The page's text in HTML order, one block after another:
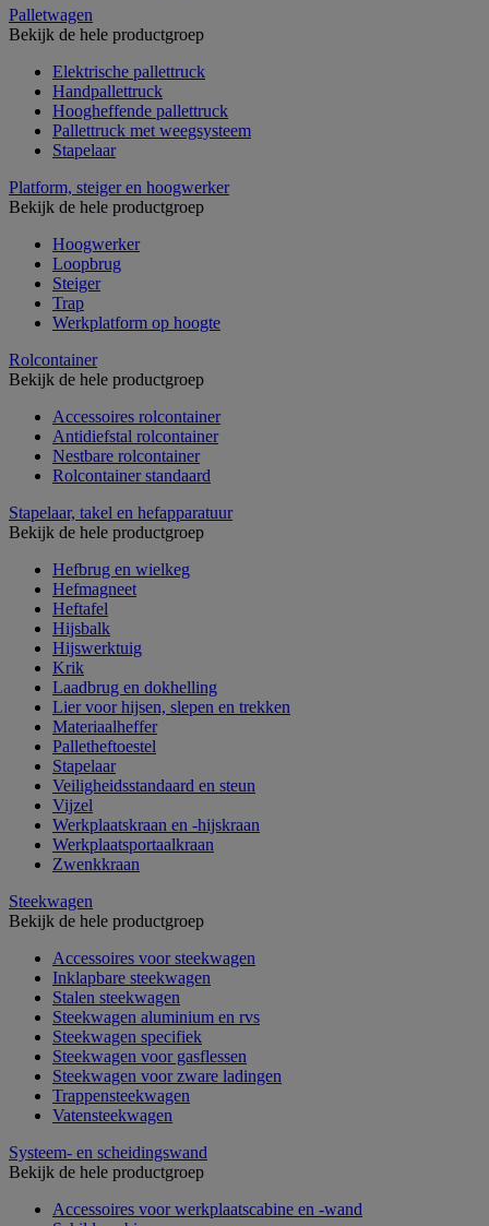
Palletwagen
Bekijk de hele productgroep
Elektrische pallettruck
Handpallettruck
Hoogheffende pallettruck
Pallettruck met weegsysteem
Stapelaar
Platform, steiger en hoogwerker
Bekijk de hele productgroep
Hoogwerker
Loopbrug
Steiger
Trap
Werkplatform op hoogte
Rolcontainer
Bekijk de hele productgroep
Accessoires rolcontainer
Antidiefstal rolcontainer
Nestbare rolcontainer
Rolcontainer standaard
Stapelaar, takel en hefapparatuur
Bekijk de hele productgroep
Hefbrug en wielkeg
Hefmagneet
Heftafel
Hijsbalk
Hijswerktuig
Krik
Laadbrug en dokhelling
Lier voor hijsen, slepen en trekken
Materiaalheffer
Palletheftoestel
Stapelaar
Veiligheidsstandaard en steun
Vijzel
Werkplaatskraan en -hijskraan
Werkplaatsportaalkraan
Zwenkkraan
Steekwagen
Bekijk de hele productgroep
Accessoires voor steekwagen
Inklapbare steekwagen
Stalen steekwagen
Steekwagen aluminium en rvs
Steekwagen specifiek
Steekwagen voor gasflessen
Steekwagen voor zware ladingen
Trappensteekwagen
Vatensteekwagen
Systeem- en scheidingswand
Bekijk de hele productgroep
Accessoires voor werkplaatscabine en -wand